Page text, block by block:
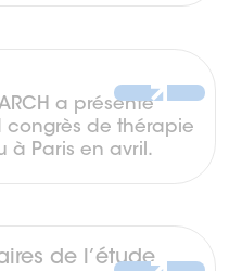
a présenté
congrès de thérapie
à Paris en avril.
de l’étude